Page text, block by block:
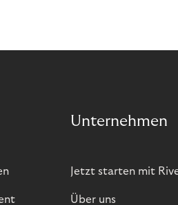
Unternehmen
Jetzt starten mit
Über uns